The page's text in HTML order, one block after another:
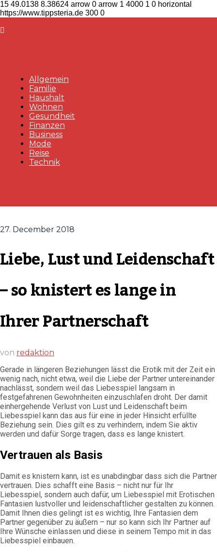
15 49.0138 8.38624 arrow 0 arrow 1 4000 1 0 horizontal
https://www.tippsteria.de 300 0
Allgemein
Familie
Haushalt
Wohnen
Gesundheit
Finanzen
Business
Mode
Reise
Technik
27. December 2018
Liebe, Lust und Leidenschaft
– so knistert es lange in
Ihrer Partnerschaft
von redaktion
Gerade in längeren Beziehungen lässt die Erotik mit der Zeit ein
wenig nach, nicht etwa, weil die Liebe der Partner untereinander
nachlässt, sondern weil das Liebesspiel langsam in
festgefahrenen Gewohnheiten einzuschlafen droht. Der damit
einhergehende Verlust von Lust und Leidenschaft beim
Liebesspiel kann das aus für eine in jeder Hinsicht erfüllte
Beziehung sein. Dies gilt es zu verhindern, indem Sie aktiv
werden und dafür Sorge tragen, dass es lange knistert.
Vertrauen als Basis
Damit es knistern kann, ist es unabdingbar dass sich die Partner
vertrauen. Dies schafft eine Basis – nicht nur für Ihr
Liebesspiel, sondern auch dafür, um Liebesspiel mit Erotischen
Fantasien lustvoller und leidenschaftlicher gestalten zu können.
Damit Ihnen dies gelingt ist es wichtig, Ihre Fantasien dem
Partner gegenüber zu äußern – nur so kann sich Ihr Partner auf
Ihre Wünsche einlassen und diese in seinem Tempo mit in das
Liebesspiel einbauen.